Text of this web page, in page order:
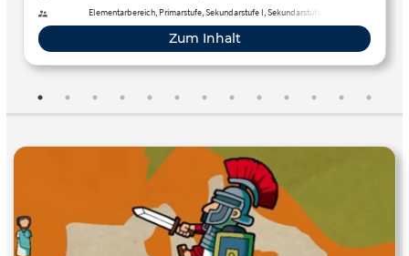
Elementarbereich, Primarstufe, Sekundarstufe I, Sekundarstufe II,
Erwachsenenbildung
Zum Inhalt